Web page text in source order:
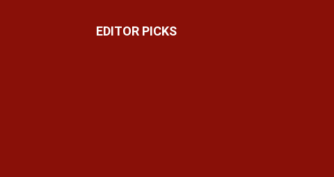
EDITOR PICKS